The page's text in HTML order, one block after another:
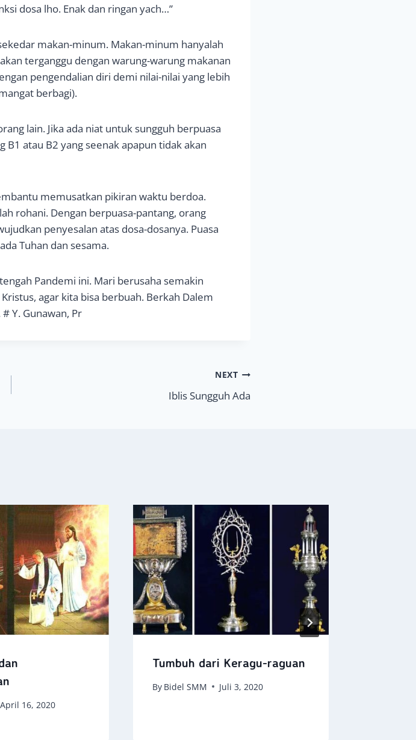
dosa lho. Enak dan ringan yach…”
makan-minum. Makan-minum hanyalah
terganggu dengan warung-warung makanan
pengendalian diri demi nilai-nilai yang lebih
berbagi).
lain. Jika ada niat untuk sungguh berpuasa
atau B2 yang seenak apapun tidak akan
memusatkan pikiran waktu berdoa.
rohani. Dengan berpuasa-pantang, orang
penyesalan atas dosa-dosanya. Puasa
Tuhan dan sesama.
Pandemi ini. Mari berusaha semakin
agar kita bisa berbuah. Berkah Dalem
Y. Gunawan, Pr
NEXT
Iblis Sungguh Ada
April 16, 2020
Tumbuh dari Keragu-raguan
By Bidel SMM Juli 3, 2020